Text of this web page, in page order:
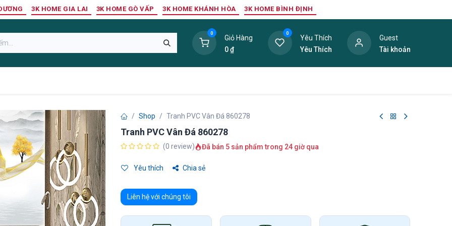
3K HOME GIA LAI 3K HOME GÒ VẤP 3K HOME KHÁNH HÒA 3K HOME BÌNH ĐỊNH
0
Giỏ Hàng
0₫
0
Yêu Thích
Yêu Thích
Guest
Tài khoản
Shop Tranh PVC Vân Đá 860278
Tranh PVC Vân Đá 860278
(0 review) Đã bán 5 sản phẩm trong 24 giờ qua
Yêu thích Chia sẻ
Liên hệ với chúng tôi